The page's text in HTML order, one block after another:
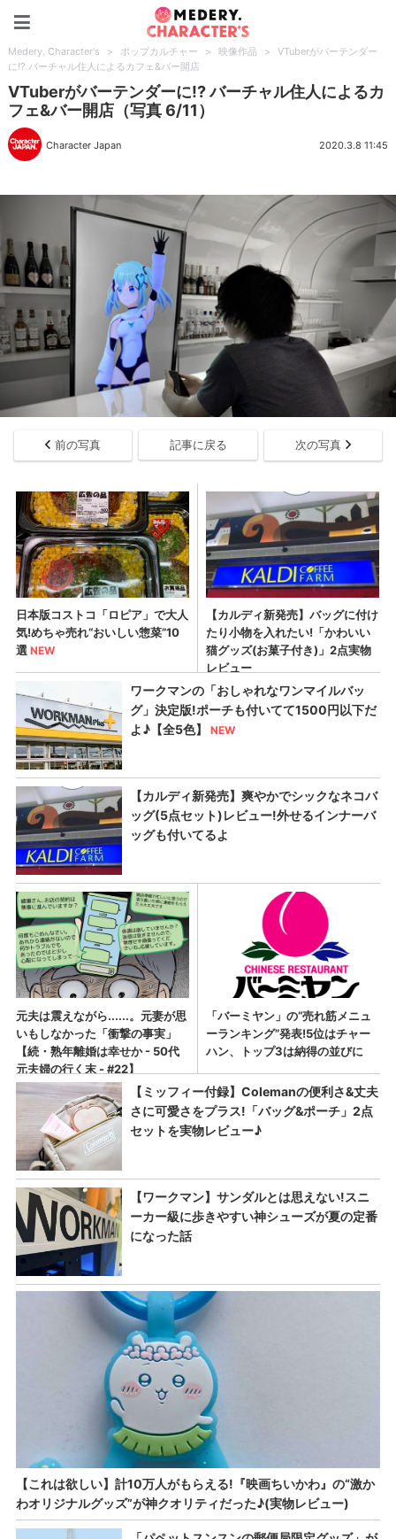
Medery. Character's > ポップカルチャー > 映像作品 >
VTuberがバーテンダー
に!? バーチャル住人によるカフェ&バー開店
VTuberがバーテンダーに!? バーチャル住人によるカ
フェ&バー開店（写真 6/11）
Character Japan 2020.3.8 11:45
前の写真 記事に戻る 次の写真